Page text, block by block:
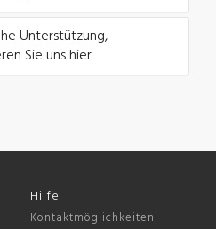
Unterstützung,
Sie uns hier
Hilfe
Kontaktmöglichkeiten